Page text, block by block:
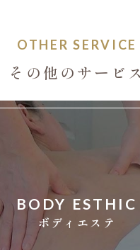
OTHER SERVICE
その他のサービス
BODY ESTHIC
ボディエステ